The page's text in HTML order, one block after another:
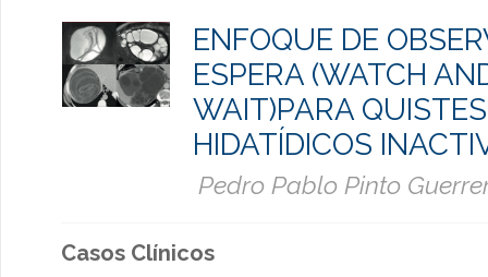
ENFOQUE DE
ESPERA (WATCH
WAIT)PARA QUISTES
HIDATÍDICOS
Pedro Pablo Pinto
Casos Clínicos